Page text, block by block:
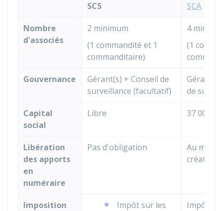
SCS SCA
Nombre
d'associés
2 minimum
(1 commandité et 1
commanditaire)
4
(1
Gouvernance
Gérant(s) + Conseil de
surveillance (facultatif)
de
Capital
social
Libre 37 000 €
Libération
des apports
en
numéraire
Pas d'obligation
Au
création
Imposition
Impôt sur les
Impôt